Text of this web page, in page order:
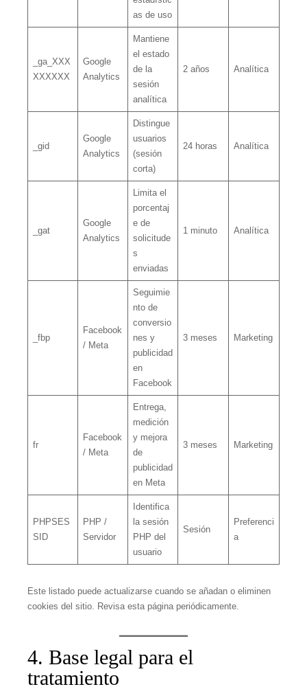
as de uso
_ga_XXX
XXXXXX
Google
Analytics
Mantiene
el estado
de la
sesión
analítica
2 años Analítica
_gid
Google
Analytics
Distingue
usuarios
(sesión
corta)
24 horas Analítica
_gat
Google
Analytics
Limita el
porcentaj
e de
solicitude
s
enviadas
1 minuto Analítica
_fbp
Facebook
/ Meta
Seguimie
nto de
conversio
nes y
publicidad
en
Facebook
3 meses Marketing
fr
Facebook
/ Meta
Entrega,
medición
y mejora
de
publicidad
en Meta
3 meses Marketing
PHPSES
SID
PHP /
Servidor
Identifica
la sesión
PHP del
usuario
Sesión
Preferenci
a
Este listado puede actualizarse cuando se añadan o eliminen
cookies del sitio. Revisa esta página periódicamente.
4. Base legal para el
tratamiento